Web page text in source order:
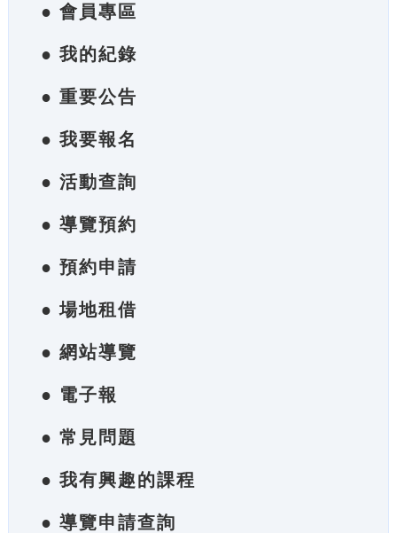
● 會員專區
● 我的紀錄
● 重要公告
● 我要報名
● 活動查詢
● 導覽預約
● 預約申請
● 場地租借
● 網站導覽
● 電子報
● 常見問題
● 我有興趣的課程
● 導覽申請查詢